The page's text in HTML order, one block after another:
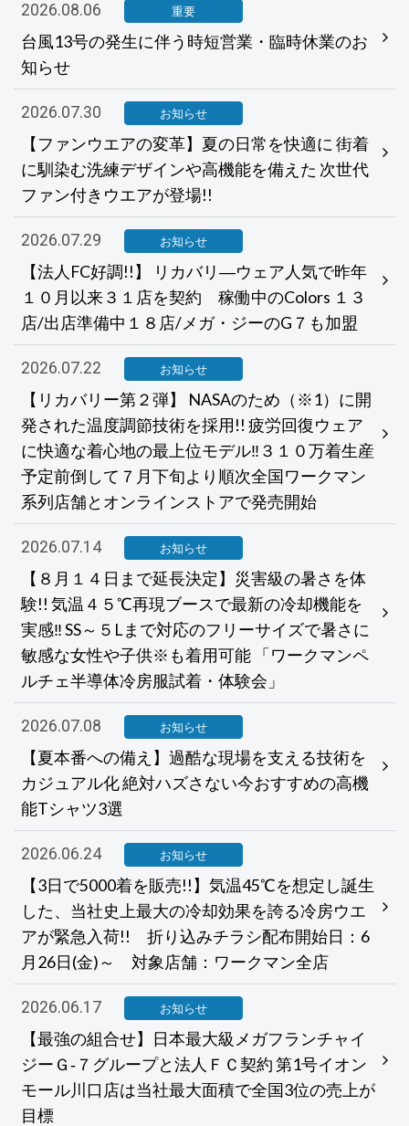
2026.08.06 重要
台風13号の発生に伴う時短営業・臨時休業のお
知らせ
2026.07.30 お知らせ
【ファンウエアの変革】夏の日常を快適に 街着
に馴染む洗練デザインや高機能を備えた 次世代
ファン付きウエアが登場!!
2026.07.29 お知らせ
【法人FC好調!!】 リカバリ―ウェア人気で昨年
１０月以来３１店を契約 稼働中のColors １３
店/出店準備中１８店/メガ・ジーのG７も加盟
2026.07.22 お知らせ
【リカバリー第２弾】 NASAのため（※1）に開
発された温度調節技術を採用!! 疲労回復ウェア
に快適な着心地の最上位モデル‼３１０万着生産
予定前倒して７月下旬より順次全国ワークマン
系列店舗とオンラインストアで発売開始
2026.07.14 お知らせ
【８月１４日まで延長決定】災害級の暑さを体
験!! 気温４５℃再現ブースで最新の冷却機能を
実感‼ SS～５Lまで対応のフリーサイズで暑さに
敏感な女性や子供※も着用可能 「ワークマンペ
ルチェ半導体冷房服試着・体験会」
2026.07.08 お知らせ
【夏本番への備え】過酷な現場を支える技術を
カジュアル化 絶対ハズさない今おすすめの高機
能Tシャツ3選
2026.06.24 お知らせ
【3日で5000着を販売!!】気温45℃を想定し誕生
した、当社史上最大の冷却効果を誇る冷房ウエ
アが緊急入荷!! 折り込みチラシ配布開始日：6
月26日(金)～ 対象店舗：ワークマン全店
2026.06.17 お知らせ
【最強の組合せ】日本最大級メガフランチャイ
ジーＧ‐７グループと法人ＦＣ契約 第1号イオン
モール川口店は当社最大面積で全国3位の売上が
目標